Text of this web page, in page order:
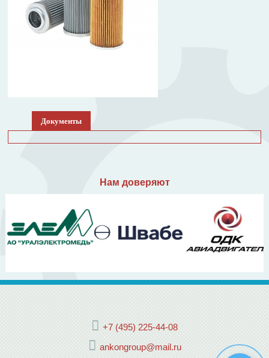
Документы
Нам доверяют
+7 (495) 225-44-08
ankongroup@mail.ru